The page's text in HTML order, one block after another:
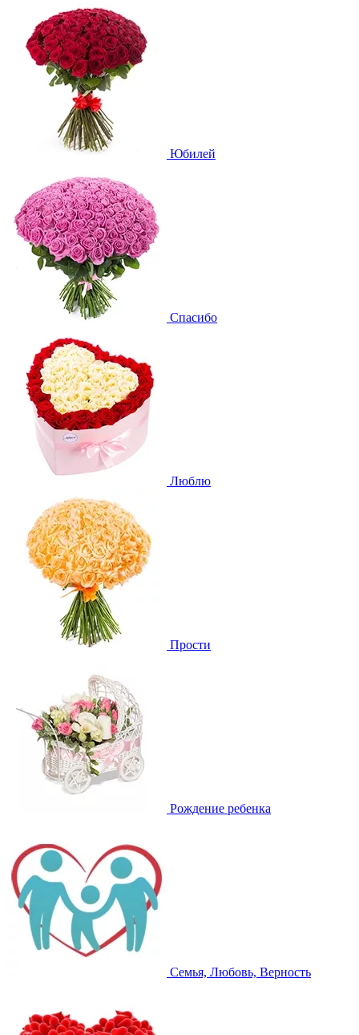
Юбилей
Спасибо
Люблю
Прости
Рождение ребенка
Семья, Любовь, Верность